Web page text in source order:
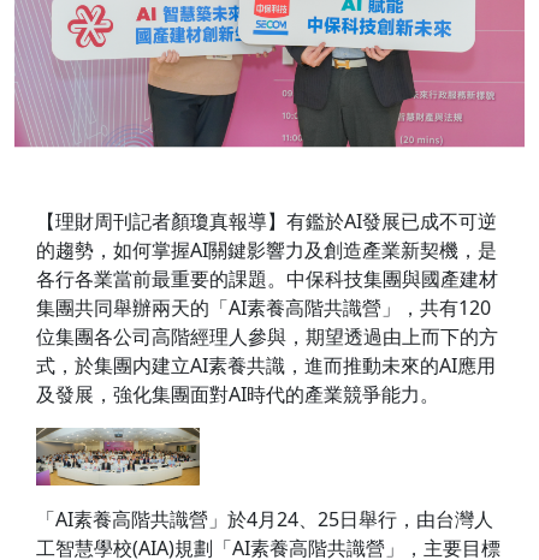
【理財周刊記者顏瓊真報導】有鑑於AI發展已成不可逆
的趨勢，如何掌握AI關鍵影響力及創造產業新契機，是
各行各業當前最重要的課題。中保科技集團與國產建材
集團共同舉辦兩天的「AI素養高階共識營」，共有120
位集團各公司高階經理人參與，期望透過由上而下的方
式，於集團内建立AI素養共識，進而推動未來的AI應用
及發展，強化集團面對AI時代的產業競爭能力。
「AI素養高階共識營」於4月24、25日舉行，由台灣人
工智慧學校(AIA)規劃「AI素養高階共識營」，主要目標